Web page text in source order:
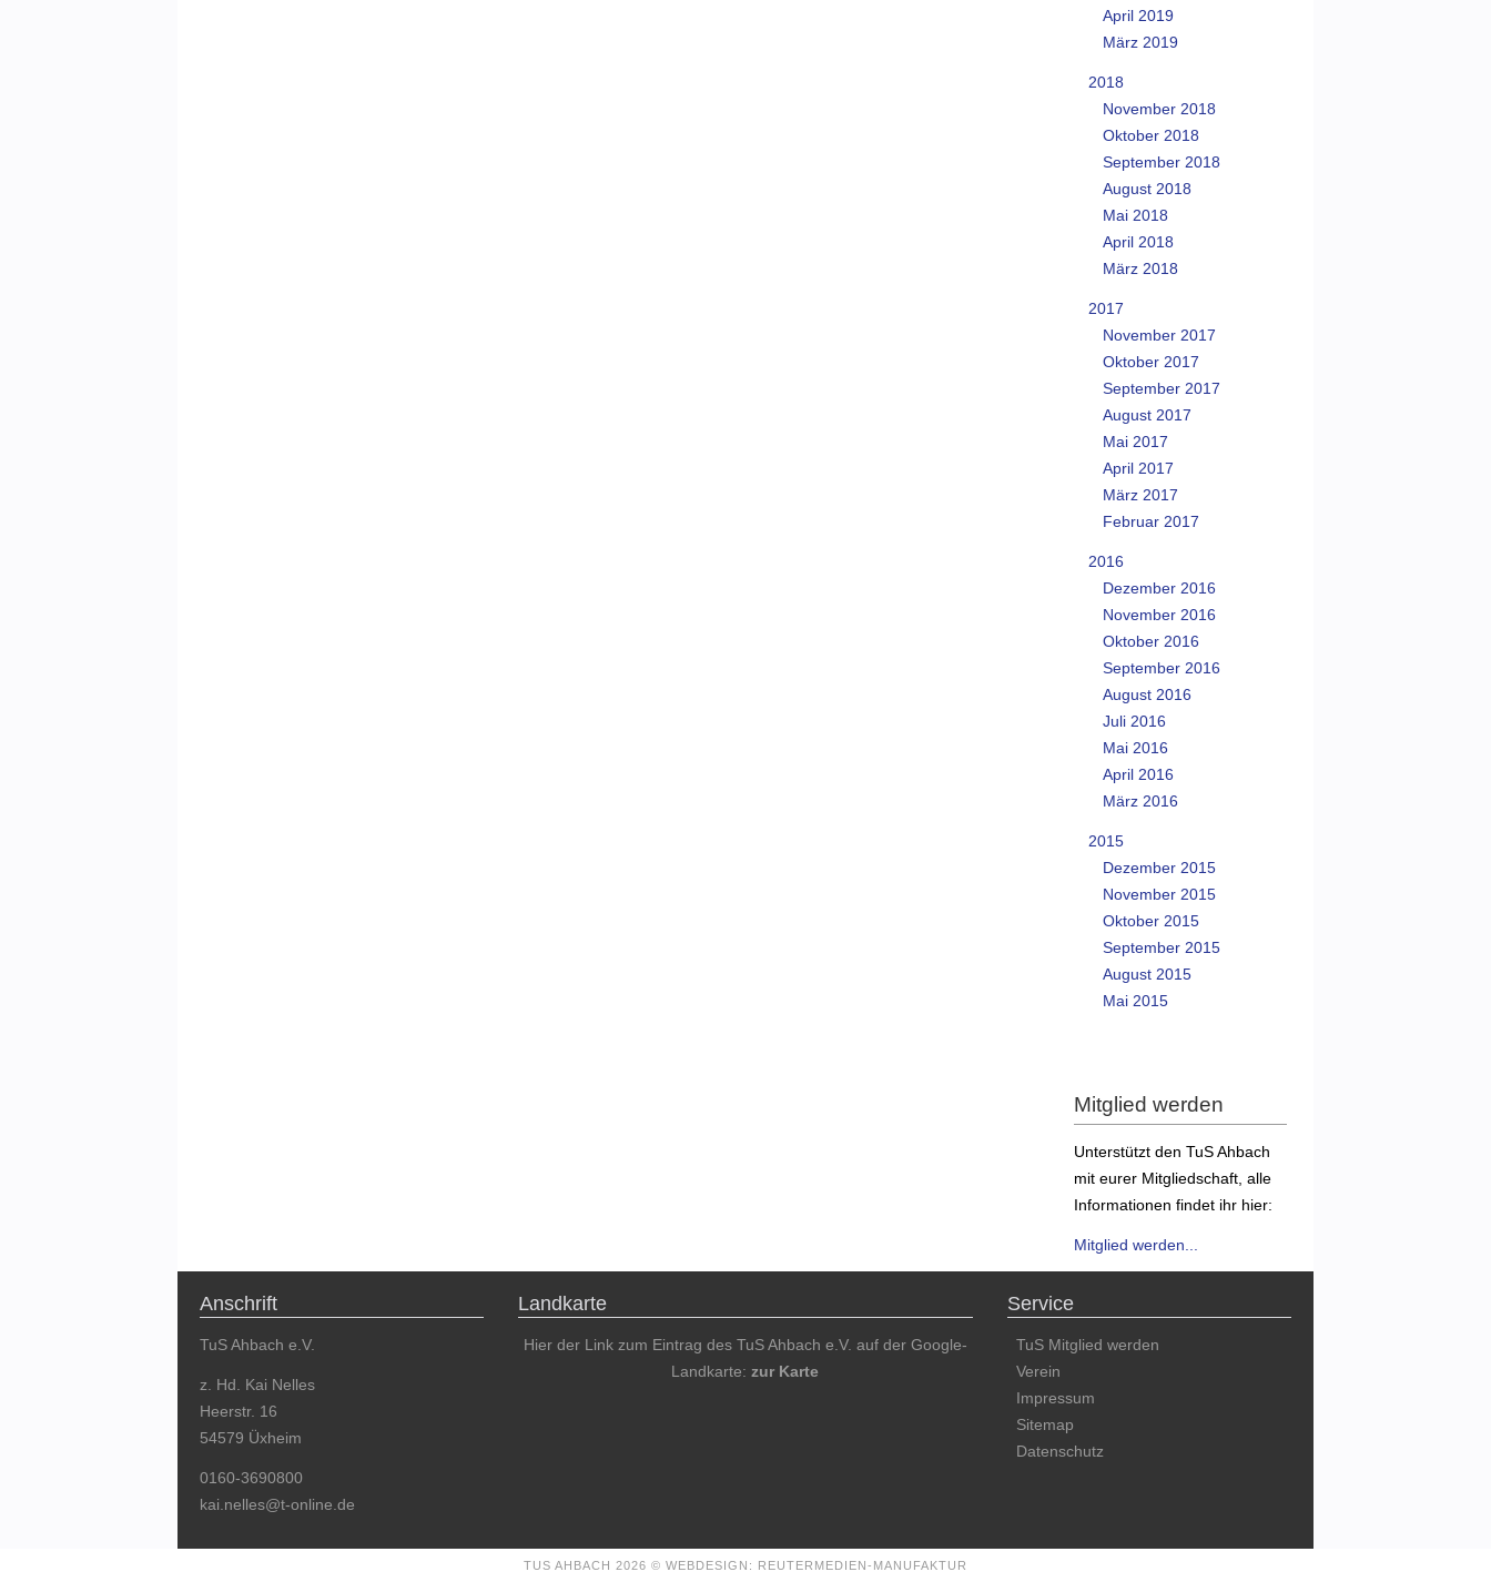
April 2019
März 2019
2018
November 2018
Oktober 2018
September 2018
August 2018
Mai 2018
April 2018
März 2018
2017
November 2017
Oktober 2017
September 2017
August 2017
Mai 2017
April 2017
März 2017
Februar 2017
2016
Dezember 2016
November 2016
Oktober 2016
September 2016
August 2016
Juli 2016
Mai 2016
April 2016
März 2016
2015
Dezember 2015
November 2015
Oktober 2015
September 2015
August 2015
Mai 2015
Mitglied werden
Unterstützt den TuS Ahbach
mit eurer Mitgliedschaft, alle
Informationen findet ihr hier:
Mitglied werden...
Anschrift
TuS Ahbach e.V.
z. Hd. Kai Nelles
Heerstr. 16
54579 Üxheim
0160-3690800
kai.nelles@t-online.de
Landkarte
Hier der Link zum Eintrag des TuS Ahbach e.V. auf der Google-
Landkarte:zur Karte
Service
TuS Mitglied werden
Verein
Impressum
Sitemap
Datenschutz
TUS AHBACH 2026 © WEBDESIGN: REUTERMEDIEN-MANUFAKTUR